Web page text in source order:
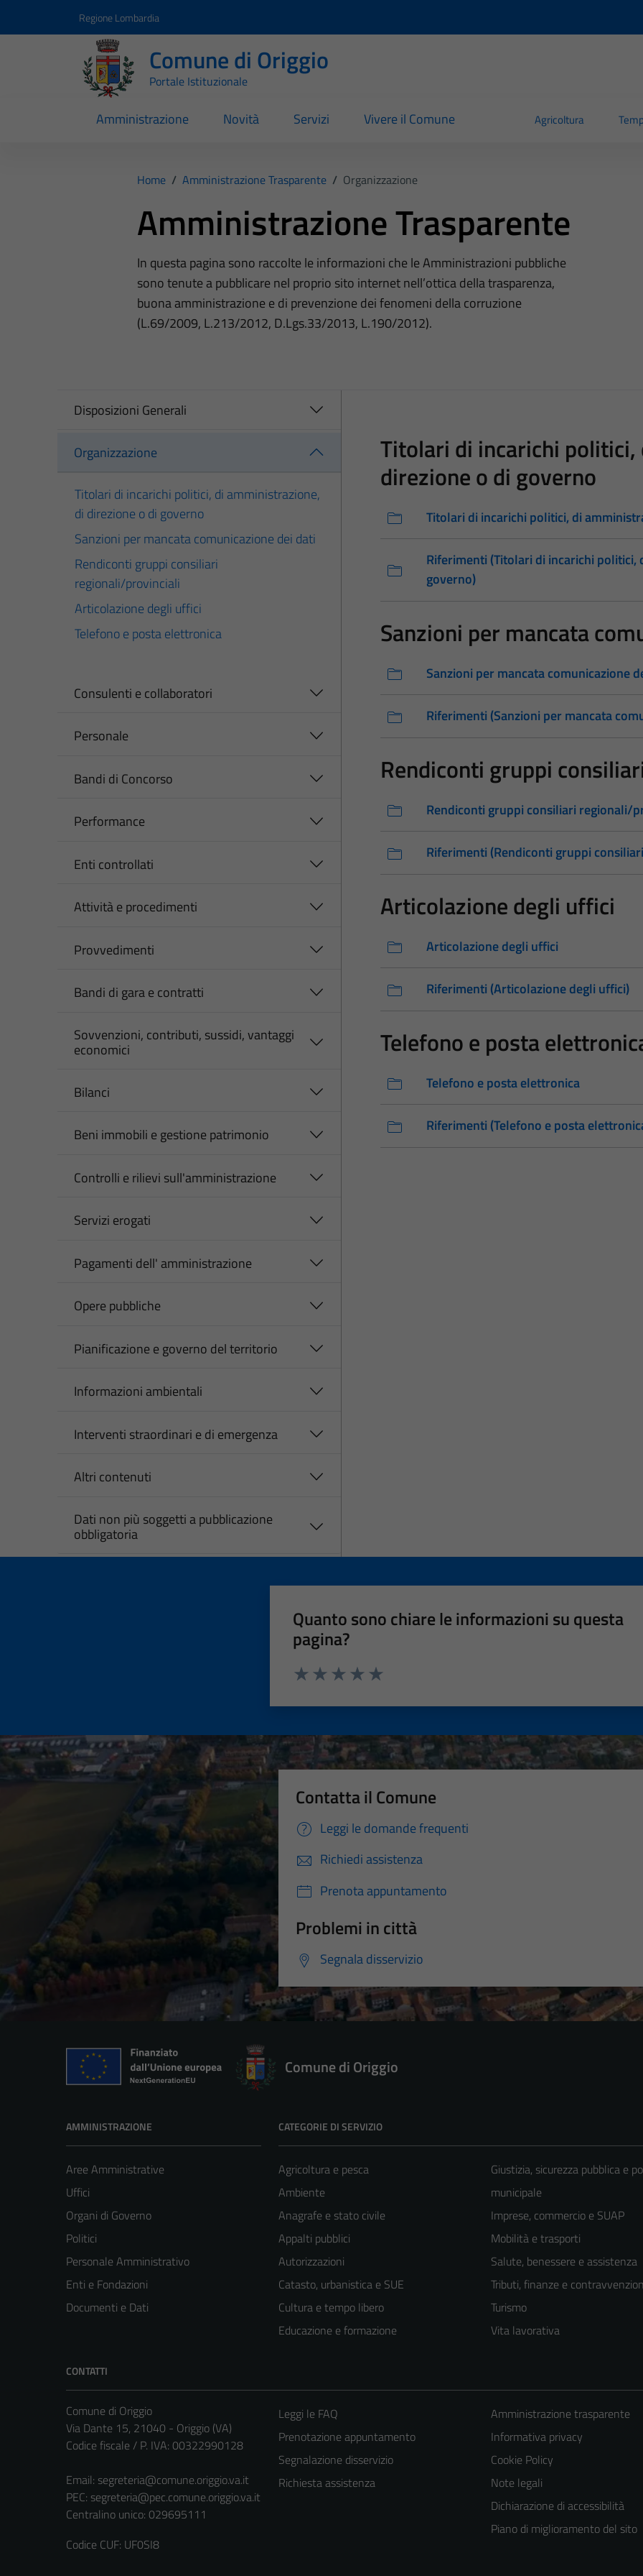
Regione Lombardia
Comune di Origgio
Portale Istituzionale
Amministrazione Novità Servizi Vivere il Comune Agricoltura
Home / Amministrazione Trasparente / Organizzazione
Amministrazione Trasparente
In questa pagina sono raccolte le informazioni che le Amministrazioni pubbliche
sono tenute a pubblicare nel proprio sito internet nell’ottica della trasparenza,
buona amministrazione e di prevenzione dei fenomeni della corruzione
(L.69/2009, L.213/2012, D.Lgs.33/2013, L.190/2012).
Disposizioni Generali
Organizzazione
Titolari di incarichi politici, di amministrazione,
di direzione o di governo
Sanzioni per mancata comunicazione dei dati
Rendiconti gruppi consiliari
regionali/provinciali
Articolazione degli uffici
Telefono e posta elettronica
Consulenti e collaboratori
Personale
Bandi di Concorso
Performance
Enti controllati
Attività e procedimenti
Provvedimenti
Bandi di gara e contratti
Sovvenzioni, contributi, sussidi, vantaggi
economici
Bilanci
Beni immobili e gestione patrimonio
Controlli e rilievi sull'amministrazione
Servizi erogati
Pagamenti dell' amministrazione
Opere pubbliche
Pianificazione e governo del territorio
Informazioni ambientali
Interventi straordinari e di emergenza
Altri contenuti
Dati non più soggetti a pubblicazione
obbligatoria
Titolari di incarichi
direzione o di governo
Titolari di incarichi politici, di
Riferimenti (Titolari di incarichi
governo)
Sanzioni per mancata
Sanzioni per mancata comunicazione
Riferimenti (Sanzioni per mancata
Rendiconti gruppi
Rendiconti gruppi consiliari regionali/
Riferimenti (Rendiconti gruppi
Articolazione degli uffici
Articolazione degli uffici
Riferimenti (Articolazione degli uffici)
Telefono e posta
Telefono e posta elettronica
Riferimenti (Telefono e posta
Quanto sono chiare le informazioni su questa
pagina?
Contatta il Comune
Leggi le domande frequenti
Richiedi assistenza
Prenota appuntamento
Problemi in città
Segnala disservizio
Comune di Origgio
AMMINISTRAZIONE
Aree Amministrative
Uffici
Organi di Governo
Politici
Personale Amministrativo
Enti e Fondazioni
Documenti e Dati
CATEGORIE DI SERVIZIO
Agricoltura e pesca
Ambiente
Anagrafe e stato civile
Appalti pubblici
Autorizzazioni
Catasto, urbanistica e SUE
Cultura e tempo libero
Educazione e formazione
Giustizia, sicurezza pubblica e
municipale
Imprese, commercio e SUAP
Mobilità e trasporti
Salute, benessere e assistenza
Tributi, finanze e
Turismo
Vita lavorativa
CONTATTI
Comune di Origgio
Via Dante 15, 21040 - Origgio (VA)
Codice fiscale / P. IVA: 00322990128
Email: segreteria@comune.origgio.va.it
PEC: segreteria@pec.comune.origgio.va.it
Centralino unico: 029695111
Codice CUF: UF0SI8
Leggi le FAQ
Prenotazione appuntamento
Segnalazione disservizio
Richiesta assistenza
Amministrazione trasparente
Informativa privacy
Cookie Policy
Note legali
Dichiarazione di accessibilità
Piano di miglioramento del sito
Tecnici
Questi cookie
sono necessari
funzionamento